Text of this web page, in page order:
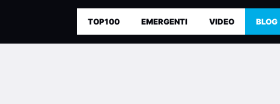
TOP100 EMERGENTI VIDEO BLOG